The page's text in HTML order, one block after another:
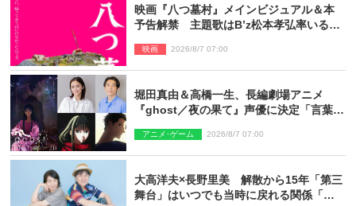
映画『八つ墓村』メインビジュアル＆本
予告解禁 主題歌はB’z松本孝弘率いる
映画 2026/8/7 07:00
堀田真由＆高橋一生、長編劇場アニメ
『ghost／夜の果て』声優に決定「言葉に
た」
アニメ･ゲーム 2026/8/7 07:00
大高洋夫×長野里美 解散から15年「第三
舞台」はいつでも当時に戻れる関係「や